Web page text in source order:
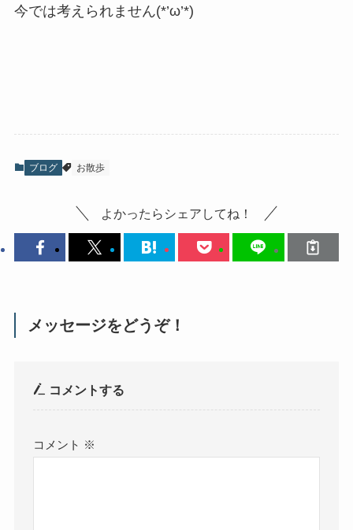
今では考えられません(*’ω’*)
ブログ お散歩
よかったらシェアしてね！
メッセージをどうぞ！
コメントする
コメント ※